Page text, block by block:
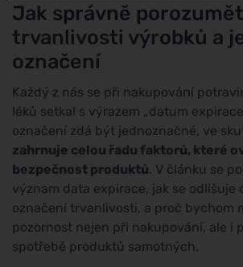
Jak správně porozumět
trvanlivosti výrobků a
označení
Každý z nás se při nakupování
léků setkal s výrazem „datum
označení zdá být jednoznačné, ve
zahrnuje celou řadu faktorů, které
bezpečnost produktů. V článku se
význam data expirace, jak se odlišuje
označení trvanlivosti, a proč bychom
pozornost nejen při nakupování, ale i
spotřebě produktů samotných.